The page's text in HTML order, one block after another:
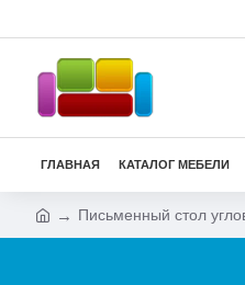
ГЛАВНАЯ КАТАЛОГ МЕБЕЛИ
Письменный стол